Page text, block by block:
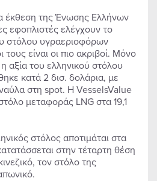
έκθεση της Ένωσης Ελλήνων
εφοπλιστές ελέγχουν το
στόλου υγραεριοφόρων
τους είναι οι πιο ακριβοί. Μόνο
αξία του ελληνικού στόλου
κατά 2 δισ. δολάρια, με
στη spot. Η VesselsValue
μεταφοράς LNG στα 19,1
στόλος αποτιμάται στα
στην τέταρτη θέση
τον στόλο της